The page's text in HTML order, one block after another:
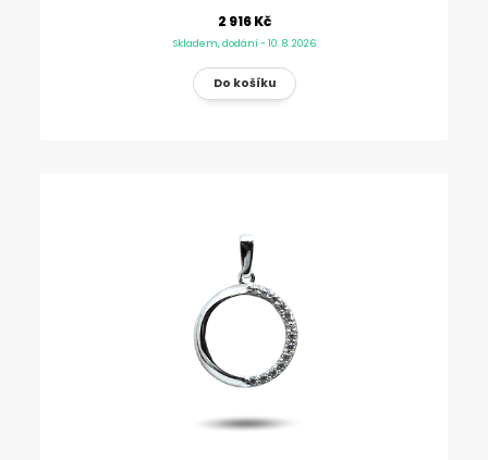
2 916 Kč
Skladem, dodání - 10. 8. 2026